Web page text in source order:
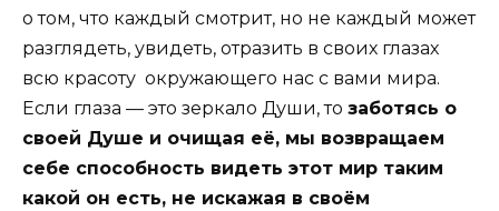
о том, что каждый смотрит, но не каждый может
разглядеть, увидеть, отразить в своих глазах
всю красоту окружающего нас с вами мира.
Если глаза — это зеркало Души, то заботясь о
своей Душе и очищая её, мы возвращаем
себе способность видеть этот мир таким
какой он есть, не искажая в своём